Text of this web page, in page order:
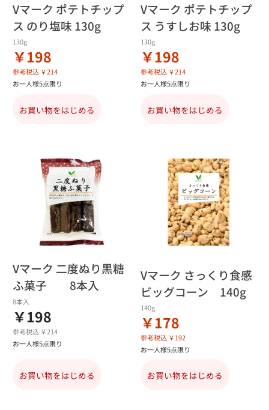
Vマーク ポテトチップ
ス のり塩味 130g
130g
￥198
参考税込 ￥214
お一人様5点限り
お買い物をはじめる
Vマーク ポテトチップ
ス うすしお味 130g
130g
￥198
参考税込 ￥214
お一人様5点限り
お買い物をはじめる
Vマーク 二度ぬり黒糖
ふ菓子 8本入
8本入
￥198
参考税込 ￥214
お一人様5点限り
お買い物をはじめる
Vマーク さっくり食感
ビッグコーン 140g
140g
￥178
参考税込 ￥192
お一人様5点限り
お買い物をはじめる